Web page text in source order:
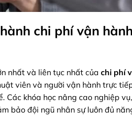
chi phí vận
nhất và liên tục nhất của chi phí
viên và người vận hành trực
Các khóa học nâng cao nghiệp
bảo đội ngũ nhân sự luôn đủ